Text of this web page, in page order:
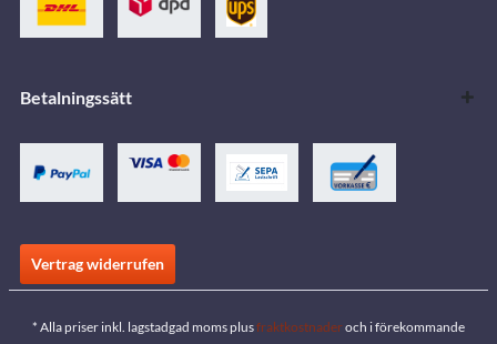
Betalningssätt
Vertrag widerrufen
* Alla priser inkl. lagstadgad moms plusfraktkostnaderoch i förekommande